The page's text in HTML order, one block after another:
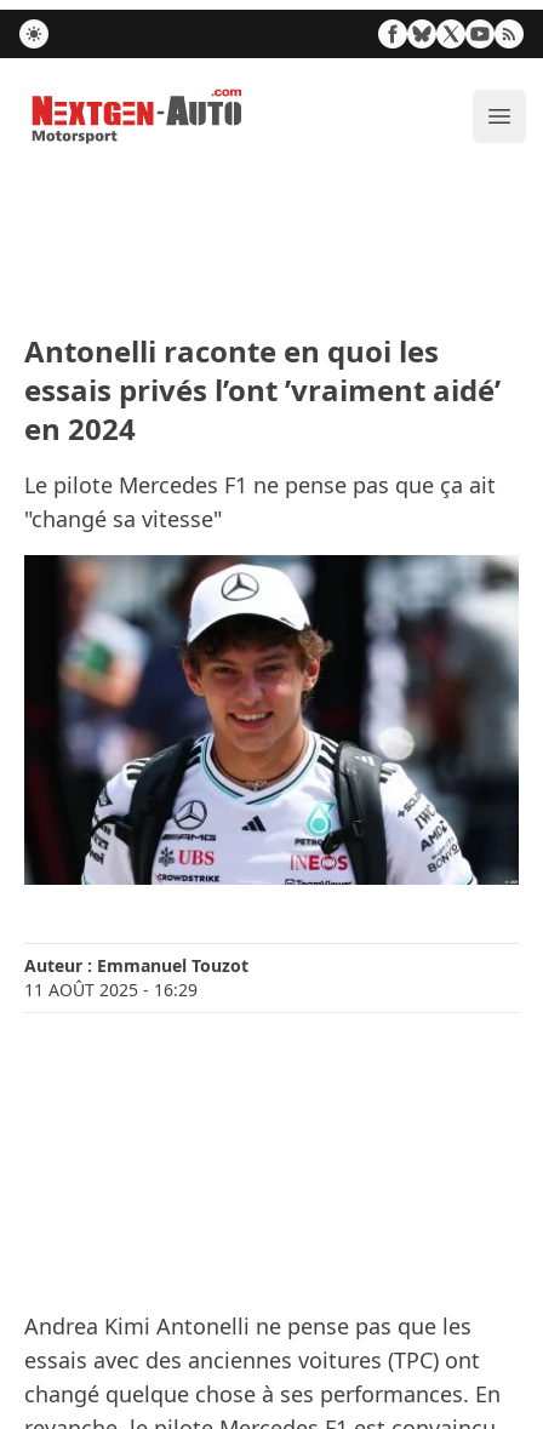
Nextgen-Auto.com
Antonelli raconte en quoi les
essais privés l’ont ’vraiment aidé’
en 2024
Le pilote Mercedes F1 ne pense pas que ça ait
"changé sa vitesse"
Auteur : Emmanuel Touzot
11 AOÛT 2025 - 16:29
Andrea Kimi Antonelli ne pense pas que les
essais avec des anciennes voitures (TPC) ont
changé quelque chose à ses performances. En